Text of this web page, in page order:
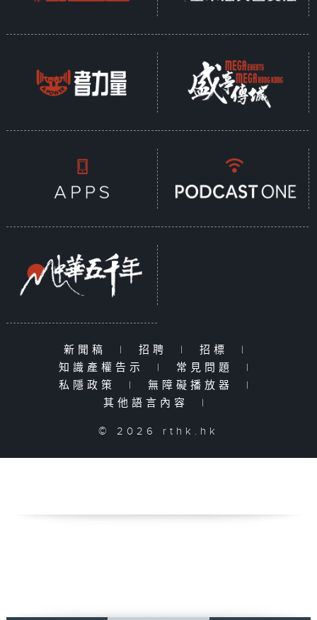
新聞稿 | 招聘 | 招標
|
知識產權告示
| 常見問題
|
私隱政策
| 無障礙播放器
|
其他語言內容
|
© 2026 rthk.hk